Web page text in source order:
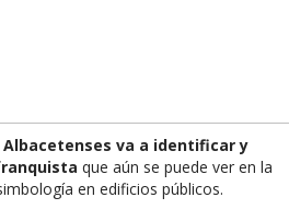
va a identificar y
que aún se puede ver en la
en edificios públicos.